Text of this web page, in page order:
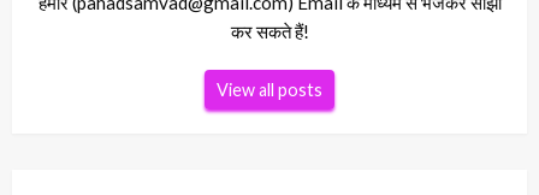
कर सकते हैं!
View all posts